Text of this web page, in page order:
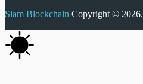
Siam Blockchain Copyright © 2026.